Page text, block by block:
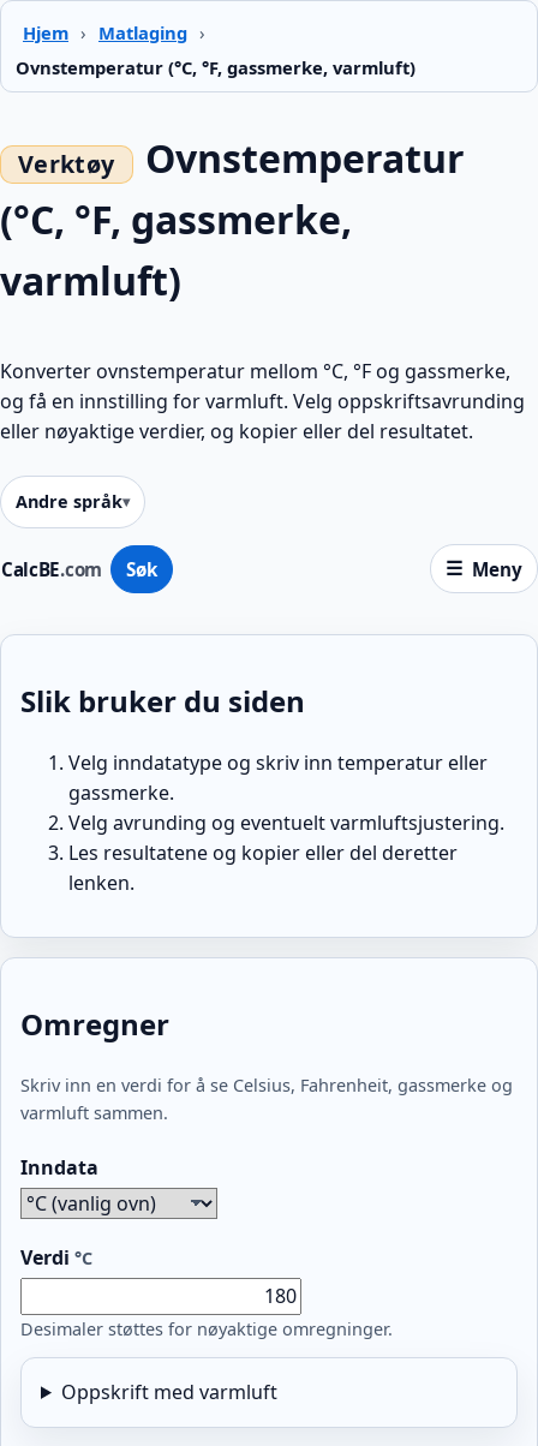
Hjem › Matlaging ›
Ovnstemperatur (°C, °F, gassmerke, varmluft)
CalcBE.com Søk Meny
Ovnstemperatur
(°C, °F, gassmerke,
varmluft)
Konverter ovnstemperatur mellom °C, °F og gassmerke,
og få en innstilling for varmluft. Velg oppskriftsavrunding
eller nøyaktige verdier, og kopier eller del resultatet.
Andre språk
Slik bruker du siden
Velg inndatatype og skriv inn temperatur eller
gassmerke.
Velg avrunding og eventuelt varmluftsjustering.
Les resultatene og kopier eller del deretter
lenken.
Omregner
Skriv inn en verdi for å se Celsius, Fahrenheit, gassmerke og
varmluft sammen.
Inndata
Verdi °C
Desimaler støttes for nøyaktige omregninger.
Oppskrift med varmluft